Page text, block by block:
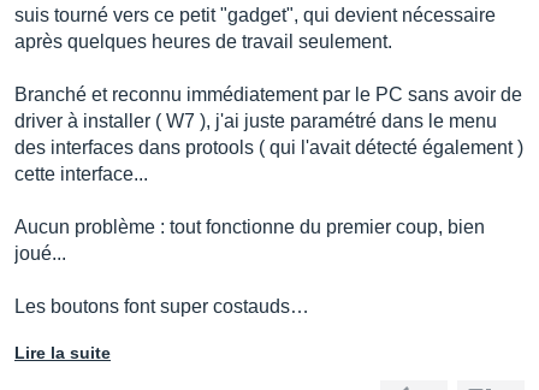
suis tourné vers ce petit "gadget", qui devient nécessaire
après quelques heures de travail seulement.
Branché et reconnu immédiatement par le PC sans avoir de
driver à installer ( W7 ), j'ai juste paramétré dans le menu
des interfaces dans protools ( qui l'avait détecté également )
cette interface...
Aucun problème : tout fonctionne du premier coup, bien
joué...
Les boutons font super costauds…
Lire la suite